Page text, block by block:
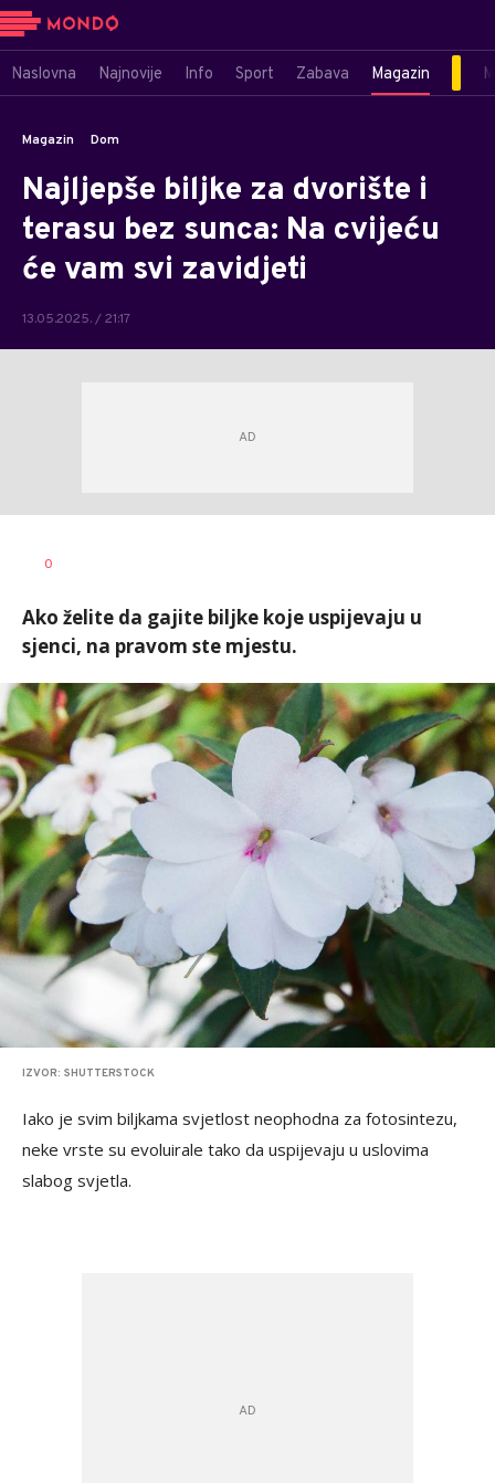
Naslovna Najnovije Info Sport Zabava Magazin
Magazin Dom
Najljepše biljke za dvorište i
terasu bez sunca: Na cvijeću
će vam svi zavidjeti
13.05.2025. / 21:17
0
Ako želite da gajite biljke koje uspijevaju u
sjenci, na pravom ste mjestu.
IZVOR: SHUTTERSTOCK
Iako je svim biljkama svjetlost neophodna za fotosintezu,
neke vrste su evoluirale tako da uspijevaju u uslovima
slabog svjetla.